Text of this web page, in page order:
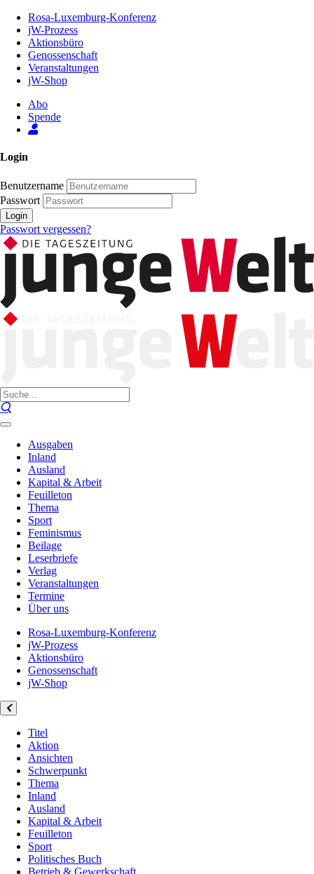
Inhalt
Seite
Rosa-Luxemburg-Konferenz
jW-Prozess
Aktionsbüro
Genossenschaft
Veranstaltungen
jW-Shop
Abo
Spende
Login
Benutzername
Passwort
Login
Passwort vergessen?
Ausgaben
Inland
Ausland
Kapital & Arbeit
Feuilleton
Thema
Sport
Feminismus
Beilage
Leserbriefe
Verlag
Veranstaltungen
Termine
Über uns
Rosa-Luxemburg-Konferenz
jW-Prozess
Aktionsbüro
Genossenschaft
jW-Shop
Titel
Aktion
Ansichten
Schwerpunkt
Thema
Inland
Ausland
Kapital & Arbeit
Feuilleton
Sport
Politisches Buch
Betrieb & Gewerkschaft